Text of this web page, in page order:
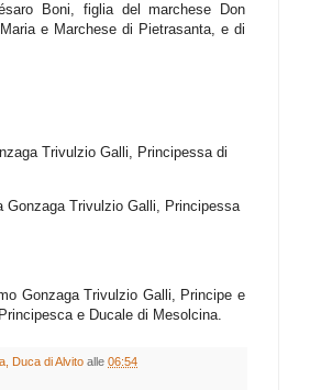
Boni, figlia del marchese Don
e Marchese di Pietrasanta, e di
Trivulzio Galli, Principessa di
Gonzaga Trivulzio Galli, Principessa
Gonzaga Trivulzio Galli, Principe e
e Ducale di Mesolcina.
Duca di Alvito alle 06:54